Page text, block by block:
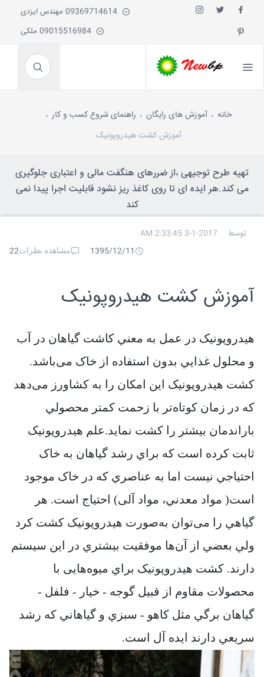
خانه آموزش های رایگان
راهنمای شروع کسب و کار
آموزش کشت هیدروپونیک
تهیه طرح توجیهی ،از ضررهای هنگفت مالی و اعتباری جلوگیری
می کند.هر ایده ای تا روی کاغذ ریز نشود قابلیت اجرا پیدا نمی
کند
توسط
3-1-2017 2:33:45 AM
1395/12/11
مشاهده نظرات22
آموزش کشت هیدروپونیک
هيدروپونيک در عمل به معني کاشت گياهان در آب
و محلول غذايي بدون استفاده از خاک می‌باشد.
کشت هيدروپونيک اين امکان را به کشاورز می‌دهد
که در زمان کوتاه‌تر با زحمت کمتر محصولي
باراندمان بيشتر را کشت نمايد.علم هيدروپونيک
ثابت کرده است که براي رشد گياهان به خاک
احتياجي نيست اما به عناصري که در خاک موجود
است( مواد معدني، مواد آلی) احتياج است. هر
گياهي را می‌توان به‌صورت هيدروپونيک کشت کرد
ولي بعضي از آن‌ها موفقيت بيشتري در اين سيستم
دارند. کشت هيدروپونيک براي میوه‌هایی با
محصولات مقاوم از قبيل گوجه - خيار - فلفل -
گياهان برگي مثل کاهو - سبزي و گياهاني که رشد
سريعي دارند ايده آل است.